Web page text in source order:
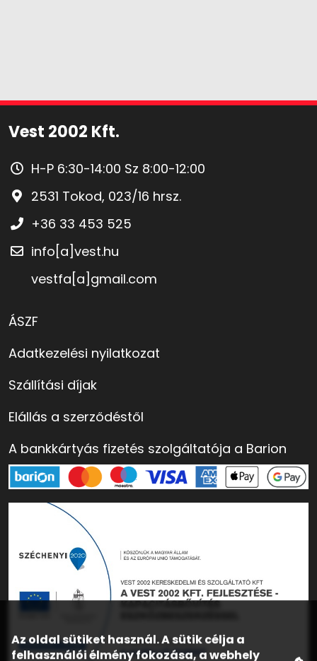
Vest 2002 Kft.
H-P 6:30-14:00 Sz 8:00-12:00
2531 Tokod, 023/16 hrsz.
+36 33 453 525
info[a]vest.hu
vestfa[a]gmail.com
ÁSZF
Adatkezelési nyilatkozat
Szállítási díjak
Elállás a szerződéstől
A bankkártyás fizetés szolgáltatója a Barion
Az oldal sütiket használ. A sütik célja a
felhasználói élmény fokozása, a webhely